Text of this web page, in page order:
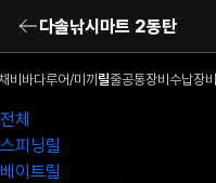
다솔낚시마트 2동탄
비 바다루어/미끼 릴줄공통장비 수납장비
전체
스피닝릴
베이트릴